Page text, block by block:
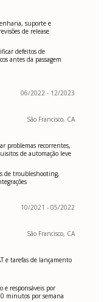
suporte e
de release
defeitos de
antes da passagem
06/2022 - 12/2023
São Francisco, CA
problemas recorrentes,
de automação leve
de troubleshooting,
10/2021 - 05/2022
São Francisco, CA
e tarefas de lançamento
e responsáveis por
minutos por semana